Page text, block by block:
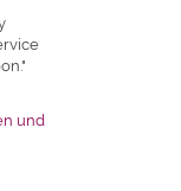
und